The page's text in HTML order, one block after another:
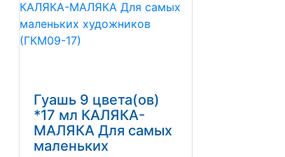
Гуашь 9 цвета(ов)
*17 мл КАЛЯКА-
МАЛЯКА Для самых
маленьких